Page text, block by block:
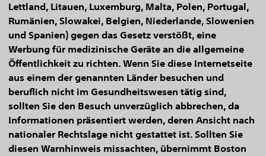
Lettland, Litauen, Luxemburg, Malta, Polen, Portugal,
Rumänien, Slowakei, Belgien, Niederlande, Slowenien
und Spanien) gegen das Gesetz verstößt, eine
Werbung für medizinische Geräte an die allgemeine
Öffentlichkeit zu richten. Wenn Sie diese Internetseite
aus einem der genannten Länder besuchen und
beruflich nicht im Gesundheitswesen tätig sind,
sollten Sie den Besuch unverzüglich abbrechen, da
Informationen präsentiert werden, deren Ansicht nach
nationaler Rechtslage nicht gestattet ist. Sollten Sie
diesen Warnhinweis missachten, übernimmt Boston